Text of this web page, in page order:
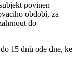
povinen
období, za
do
15 dnů ode dne, ke